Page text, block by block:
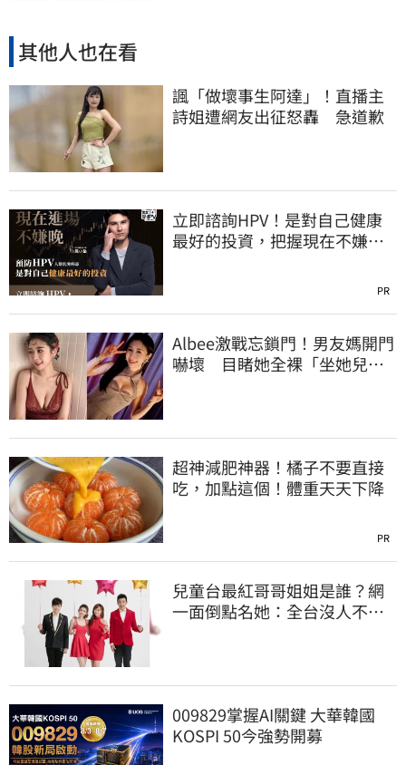
其他人也在看
諷「做壞事生阿達」！直播主
詩姐遭網友出征怒轟 急道歉
立即諮詢HPV！是對自己健康
最好的投資，把握現在不嫌
PR
Albee激戰忘鎖門！男友媽開門
嚇壞 目睹她全裸「坐她兒子
超神減肥神器！橘子不要直接
吃，加點這個！體重天天下降
PR
兒童台最紅哥哥姐姐是誰？網
一面倒點名她：全台沒人不認
009829掌握AI關鍵 大華韓國
KOSPI 50今強勢開募